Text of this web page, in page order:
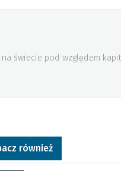
świecie pod względem
również